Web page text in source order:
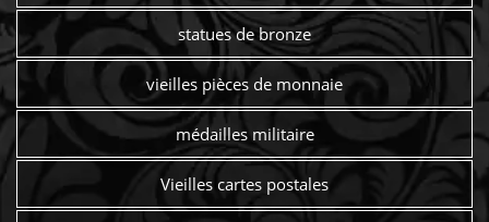
statues de bronze
vieilles pièces de monnaie
médailles militaire
Vieilles cartes postales